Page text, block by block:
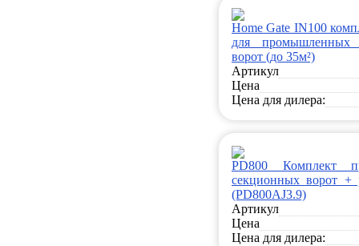
Home Gate IN100
для промышленных
ворот (до 35м²)
Артикул
Цена
Цена для дилера:
PD800 Комплект
секционных ворот +
(PD800AJ3.9)
Артикул
Цена
Цена для дилера: